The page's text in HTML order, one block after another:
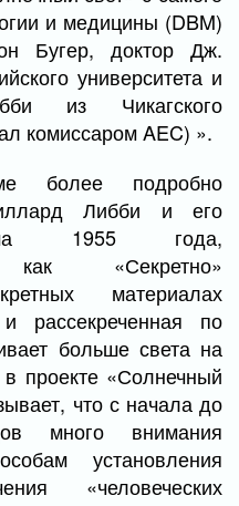
и медицины (DBM)
Бугер, доктор Дж.
университета и
из Чикагского
комиссаром AEC) ».
более подробно
Либби и его
1955 года,
как «Секретно»
материалах
рассекреченная по
больше света на
проекте «Солнечный
что с начала до
много внимания
установления
«человеческих